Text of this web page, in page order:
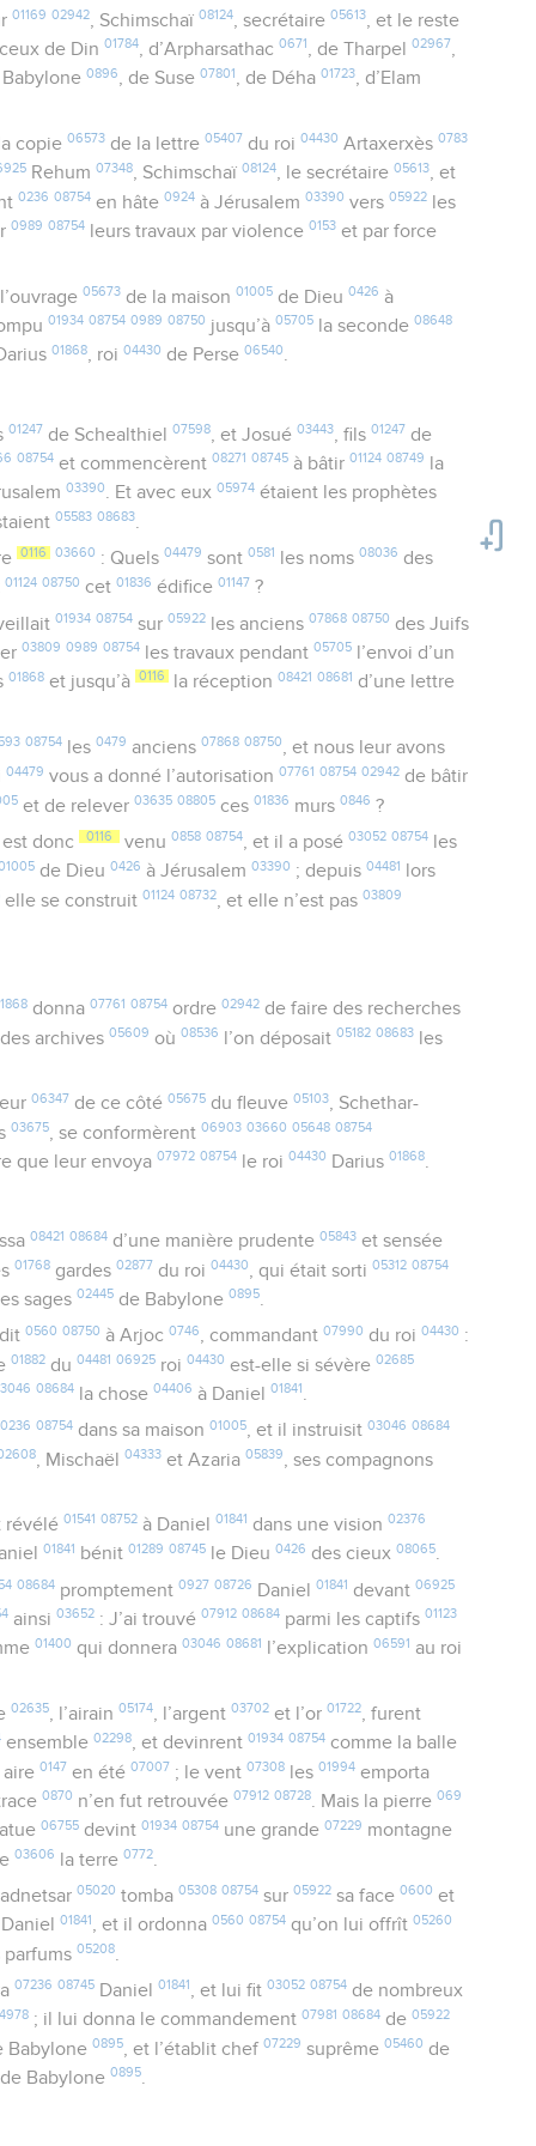
01169 02942, Schimschaï 08124, secrétaire 05613, et le reste
de Din01784, d’Arpharsathac0671 , de Tharpel02967,
Babylone0896, de Suse07801 , de Déha01723, d’Elam
copie 06573de la lettre 05407 du roi 04430 Artaxerxès 0783
Rehum07348, Schimschaï08124, le secrétaire05613, et
0236 08754 en hâte0924 à Jérusalem03390 vers05922
les
0989 08754 leurs travaux par violence0153 et par force
05673de la maison 01005de Dieu 0426 à
01934 08754 0989 08750 jusqu’à05705 la seconde08648
01868, roi04430 de Perse06540.
01247 de Schealthiel 07598, et Josué 03443, fils 01247 de
08754 et commencèrent08271 08745 à bâtir01124 08749
la
03390. Et avec eux05974 étaient les prophètes
05583 08683
0116 03660 : Quels 04479 sont 0581 les noms 08036 des
01124 08750 cet01836 édifice01147 ?
01934 08754sur 05922les anciens 07868 08750 des Juifs
03809 0989 08754 les travaux pendant05705
l’envoi d’un
01868 et jusqu’à 0116 la réception08421 08681 d’une lettre
08754les 0479 anciens 07868 08750, et nous leur avons
04479 vous a donné l’autorisation07761 08754 02942 de bâtir
et de relever03635 08805 ces01836 murs0846 ?
est donc 0116 venu 0858 08754, et il a posé 03052 08754les
de Dieu0426 à Jérusalem03390 ; depuis04481 lors
elle se construit01124 08732 , et elle n’est pas03809
donna 07761 08754ordre 02942de faire des recherches
des archives05609 où08536 l’on déposait05182 08683
les
06347 de ce côté 05675du fleuve 05103, Schethar-
03675 , se conformèrent06903 03660 05648 08754
que leur envoya07972 08754 le roi04430 Darius01868.
08421 08684d’une manière prudente 05843et sensée
01768 gardes02877 du roi04430 , qui était sorti05312 08754
les sages02445 de Babylone0895
0560 08750 à Arjoc 0746, commandant 07990 du roi 04430 :
01882 du04481 06925 roi04430 est-elle si sévère02685
08684 la chose04406 à Daniel01841
0236 08754dans sa maison 01005, et il instruisit 03046 08684
, Mischaël04333 et Azaria05839 , ses compagnons
01541 08752à Daniel 01841 dans une vision 02376
01841 bénit01289 08745 le Dieu0426 des cieux08065.
08684promptement 0927 08726 Daniel 01841 devant 06925
ainsi03652 : J’ai trouvé07912 08684 parmi les captifs01123
01400 qui donnera03046 08681 l’explication06591 au roi
02635, l’airain 05174, l’argent 03702et l’or 01722, furent
ensemble02298, et devinrent01934 08754 comme la balle
aire0147 en été07007 ; le vent07308 les01994 emporta
0870 n’en fut retrouvée07912 08728. Mais la pierre069
06755 devint01934 08754 une grande07229 montagne
03606 la terre0772
05020 tomba 05308 08754sur 05922sa face 0600 et
Daniel01841 , et il ordonna0560 08754 qu’on lui offrît05260
parfums05208
07236 08745Daniel 01841 , et lui fit 03052 08754de nombreux
; il lui donna le commandement07981 08684 de05922
Babylone0895 , et l’établit chef07229 suprême05460 de
de Babylone0895.